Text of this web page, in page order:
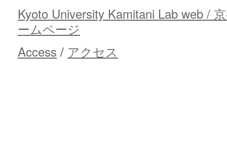
Kyoto University Kamitani Lab web /
ームページ
Access / アクセス